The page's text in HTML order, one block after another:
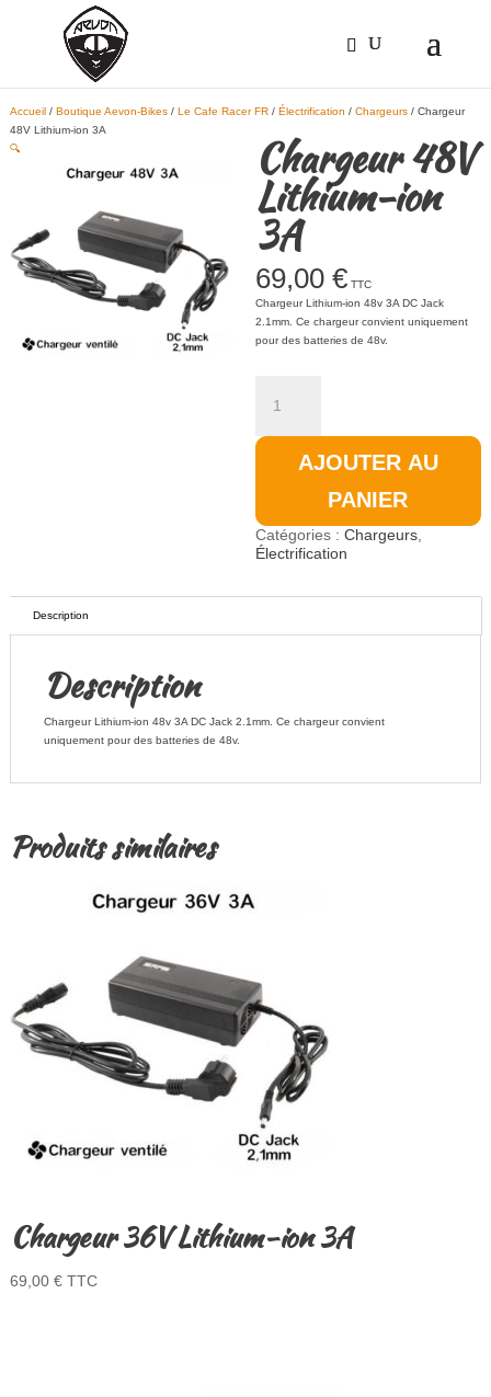
Accueil/ Boutique Aevon-Bikes/ Le Cafe Racer FR/ Électrification / Chargeurs/ Chargeur
48V Lithium-ion 3A
🔍
Chargeur 48V
Lithium-ion
3A
69,00 € TTC
Chargeur Lithium-ion 48v 3A DC Jack
2.1mm. Ce chargeur convient uniquement
pour des batteries de 48v.
48V
AJOUTER AU
PANIER
Catégories : Chargeurs,
Électrification
Description
Description
Chargeur Lithium-ion 48v 3A DC Jack 2.1mm. Ce chargeur convient
uniquement pour des batteries de 48v.
Produits similaires
Chargeur 36V Lithium-ion 3A
69,00 € TTC